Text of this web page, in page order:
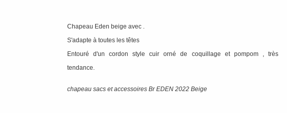
Chapeau Eden beige avec .
S'adapte à toutes les têtes
Entouré d'un cordon style cuir orné de coquillage et pompom , très
tendance.
chapeau sacs et accessoires Br EDEN 2022 Beige